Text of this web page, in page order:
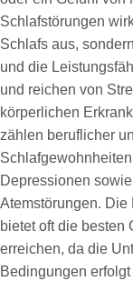
Schlafstörungen
Schlafs aus,
und die
und reichen von
körperlichen
zählen beruflicher
Depressionen
Atemstörungen.
bietet oft die besten
erreichen, da die
Bedingungen